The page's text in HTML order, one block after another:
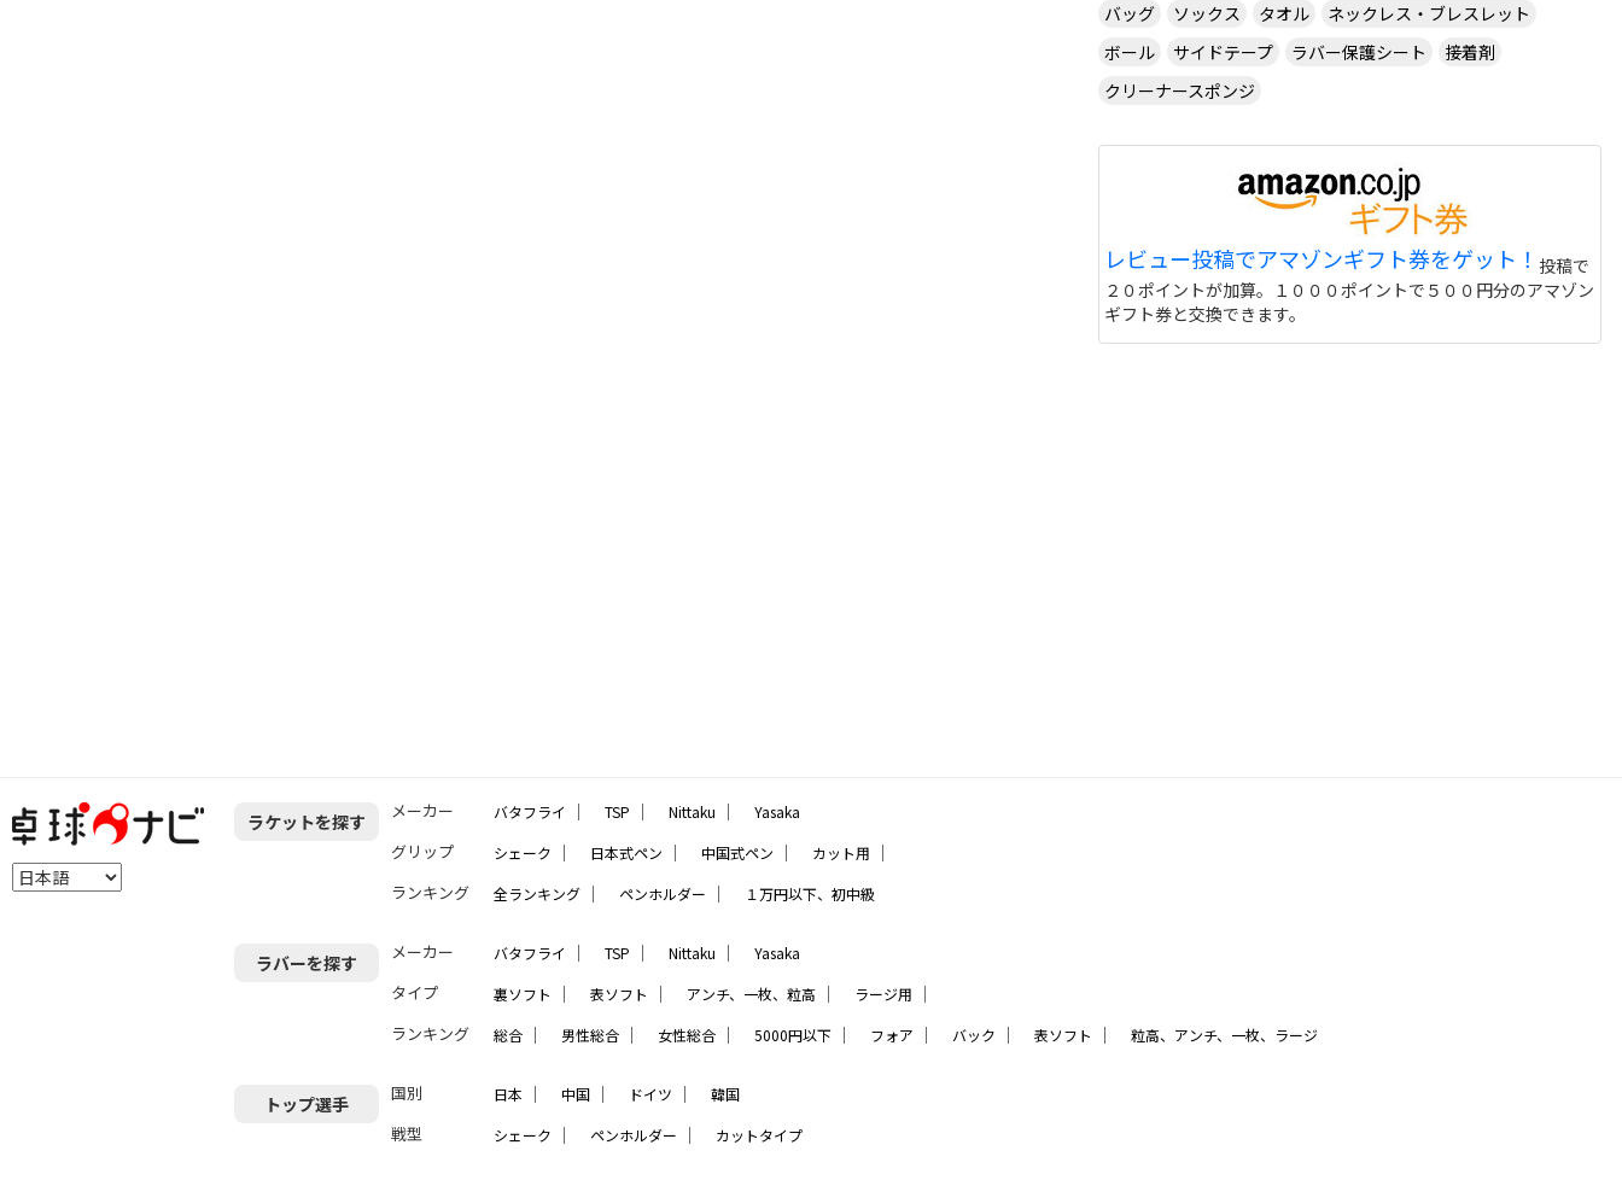
バッグ
ソックス タオル
ネックレス・ブレスレット
ボール
サイドテープ ラバー保護シート
接着剤
クリーナースポンジ
レビュー投稿でアマゾンギフト券をゲット！ 投稿で
２０ポイントが加算。１０００ポイントで５００円分のアマゾン
ギフト券と交換できます。
ラケットを探す メーカー バタフライ ｜ TSP ｜ Nittaku ｜ Yasaka
グリップ シェーク ｜ 日本式ペン ｜ 中国式ペン ｜ カット用 ｜
ランキング 全ランキング ｜ ペンホルダー ｜ １万円以下、初中級
ラバーを探す メーカー バタフライ ｜ TSP ｜ Nittaku ｜ Yasaka
タイプ 裏ソフト ｜ 表ソフト ｜ アンチ、一枚、粒高 ｜ ラージ用 ｜
ランキング 総合 ｜ 男性総合 ｜ 女性総合 ｜ 5000円以下 ｜ フォア ｜ バック ｜ 表ソフト ｜ 粒高、アンチ、一枚、ラージ
トップ選手 国別 日本 ｜ 中国 ｜ ドイツ ｜ 韓国
戦型 シェーク ｜ ペンホルダー ｜ カットタイプ